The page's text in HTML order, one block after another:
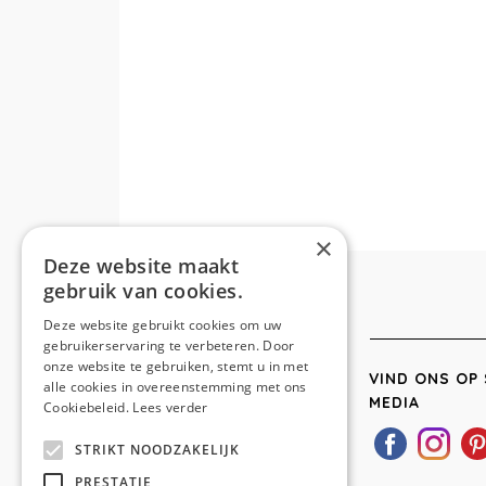
VIND ONS OP
MEDIA
×
Deze website maakt
gebruik van cookies.
Deze website gebruikt cookies om uw
gebruikerservaring te verbeteren. Door
onze website te gebruiken, stemt u in met
alle cookies in overeenstemming met ons
Cookiebeleid. Lees verder
STRIKT NOODZAKELIJK
PRESTATIE